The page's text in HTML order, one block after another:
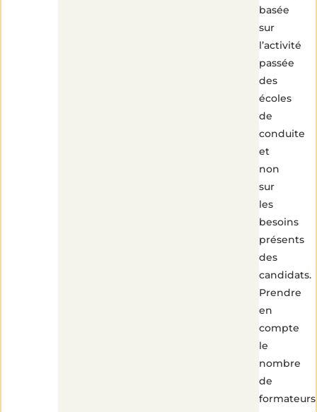
basée
sur
l’activité
passée
des
écoles
de
conduite
et
non
sur
les
besoins
présents
des
candidats.
Prendre
en
compte
le
nombre
de
formateurs